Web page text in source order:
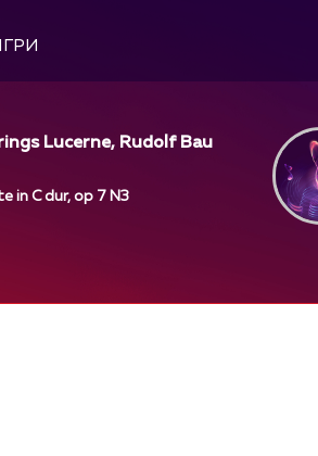
Lucerne, Rudolf Bau
in C dur, op 7 N3